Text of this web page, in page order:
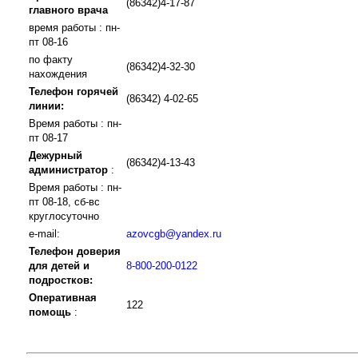
главного врача
(86342)4-17-87
время работы : пн-
пт 08-16
по факту
нахождения
(86342)4-32-30
Телефон горячей
линии:
(86342) 4-02-65
Время работы : пн-
пт 08-17
Дежурный
администратор :
(86342)4-13-43
Время работы : пн-
пт 08-18, сб-вс
круглосуточно
e-mail:
azovcgb@yandex.ru
Телефон доверия
для детей и
подростков:
8-800-200-0122
Оперативная
помощь :
122